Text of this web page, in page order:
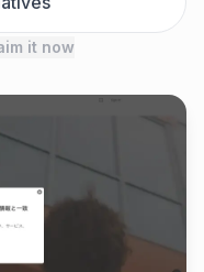
it now